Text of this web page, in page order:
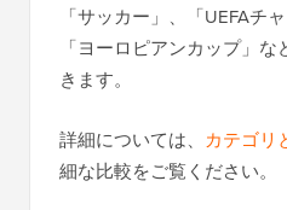
「サッカー」、「UEFAチ
「ヨーロピアンカップ」
きます。
詳細については、 カテゴリ
細な比較をご覧ください。